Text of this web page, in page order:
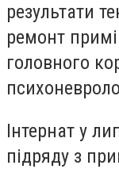
результати
ремонт
головного
Інтернат у
підряду з